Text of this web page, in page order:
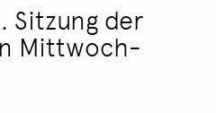
Sitzung der
Mittwoch-